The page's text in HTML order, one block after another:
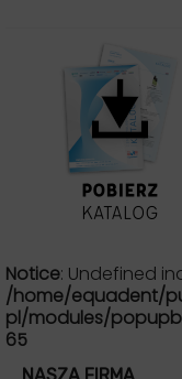
Notice: Undefined
/home/equadent/
pl/modules/
65
NASZA FIRMA